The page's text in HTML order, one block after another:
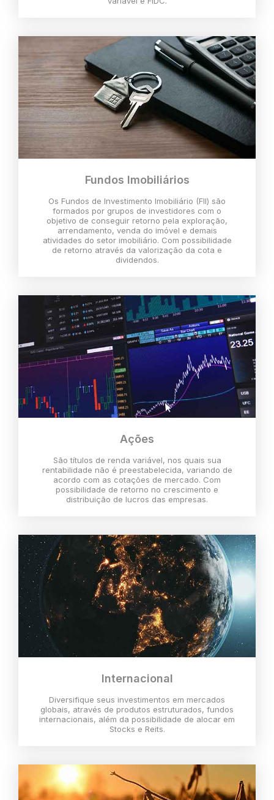
Fundos Imobiliários
Os Fundos de Investimento Imobiliário (FII) são
formados por grupos de investidores com o
objetivo de conseguir retorno pela exploração,
arrendamento, venda do imóvel e demais
atividades do setor imobiliário. Com possibilidade
de retorno através da valorização da cota e
dividendos.
Ações
São títulos de renda variável, nos quais sua
rentabilidade não é preestabelecida, variando de
acordo com as cotações de mercado. Com
possibilidade de retorno no crescimento e
distribuição de lucros das empresas.
Internacional
Diversifique seus investimentos em mercados
globais, através de produtos estruturados, fundos
internacionais, além da possibilidade de alocar em
Stocks e Reits.